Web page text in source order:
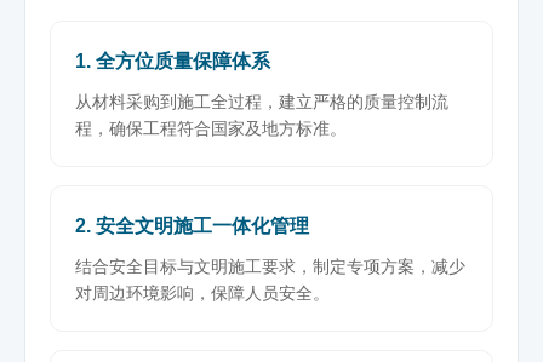
1. 全方位质量保障体系
从材料采购到施工全过程，建立严格的质量控制流
程，确保工程符合国家及地方标准。
2. 安全文明施工一体化管理
结合安全目标与文明施工要求，制定专项方案，减少
对周边环境影响，保障人员安全。